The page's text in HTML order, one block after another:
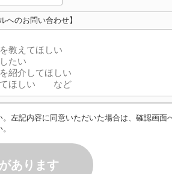
へのお問い合わせ】
。左記内容に同意いただいた場合は、確認画面
あります